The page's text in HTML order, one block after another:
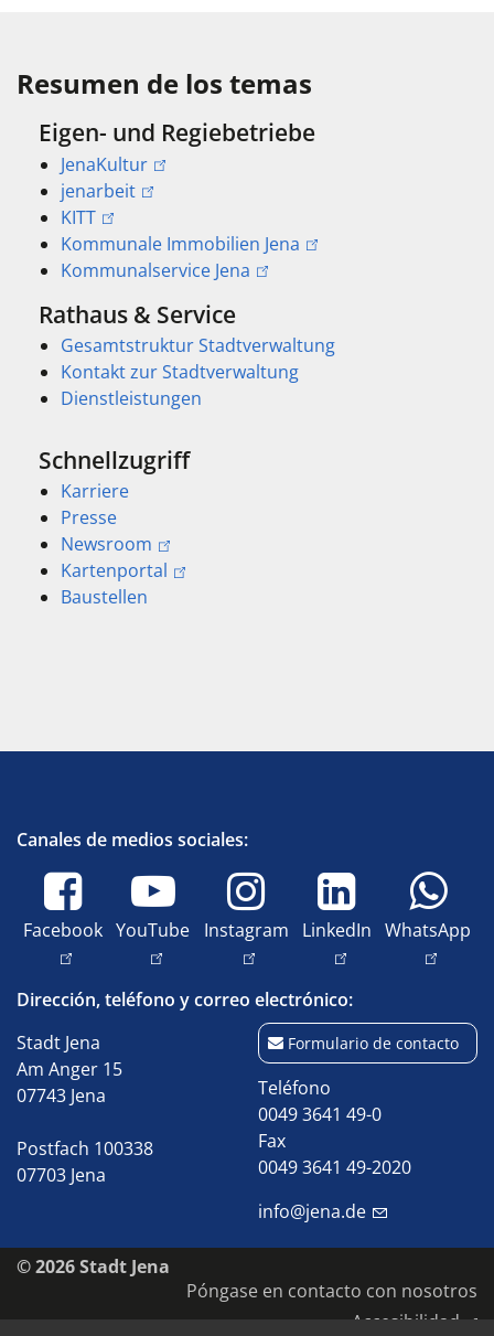
Resumen de los temas
Eigen- und Regiebetriebe
JenaKultur
jenarbeit
KITT
Kommunale Immobilien Jena
Kommunalservice Jena
Rathaus & Service
Gesamtstruktur Stadtverwaltung
Kontakt zur Stadtverwaltung
Dienstleistungen
Schnellzugriff
Karriere
Presse
Newsroom
Kartenportal
Baustellen
Canales de medios sociales:
Facebook YouTube Instagram LinkedIn WhatsApp
Dirección, teléfono y correo electrónico:
Stadt Jena
Am Anger 15
07743 Jena
Postfach 100338
07703 Jena
Formulario de contacto
Teléfono
0049 3641 49-0
Fax
0049 3641 49-2020
info@jena.de
© 2026 Stadt Jena
Póngase en contacto con nosotros
Accesibilidad